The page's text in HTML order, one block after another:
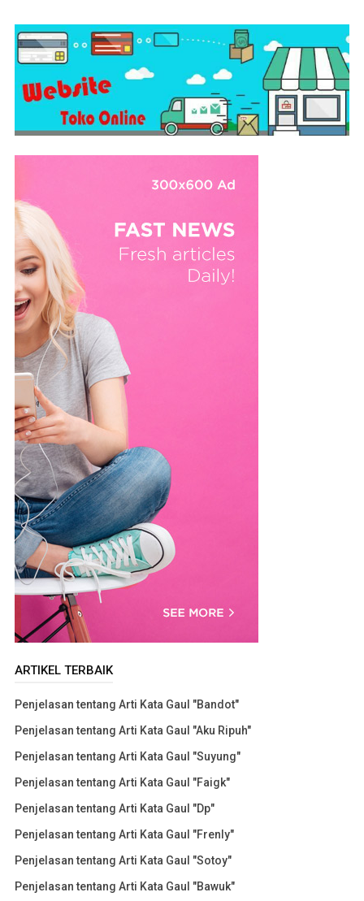
ARTIKEL TERBAIK
Penjelasan tentang Arti Kata Gaul "Bandot"
Penjelasan tentang Arti Kata Gaul "Aku Ripuh"
Penjelasan tentang Arti Kata Gaul "Suyung"
Penjelasan tentang Arti Kata Gaul "Faigk"
Penjelasan tentang Arti Kata Gaul "Dp"
Penjelasan tentang Arti Kata Gaul "Frenly"
Penjelasan tentang Arti Kata Gaul "Sotoy"
Penjelasan tentang Arti Kata Gaul "Bawuk"